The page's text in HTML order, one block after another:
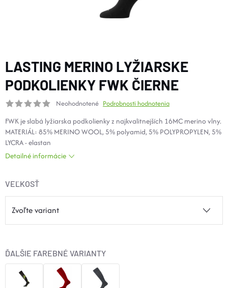
CYKLISTIKA
Značky
Podmienky ochrany osobných údajov
Kontakty
Veľkostné tabuľky
Výmena a vrátenie
Reklamácie
Zľavové kódy
LASTING MERINO LYŽIARSKE
PODKOLIENKY FWK ČIERNE
Neohodnotené Podrobnosti hodnotenia
FWK je slabá lyžiarska podkolienky z najkvalitnejších 16MC merino vlny.
MATERIÁL: 85% MERINO WOOL, 5% polyamid, 5% POLYPROPYLEN, 5%
LYCRA - elastan
Detailné informácie
VEĽKOSŤ
ĎALŠIE FAREBNÉ VARIANTY